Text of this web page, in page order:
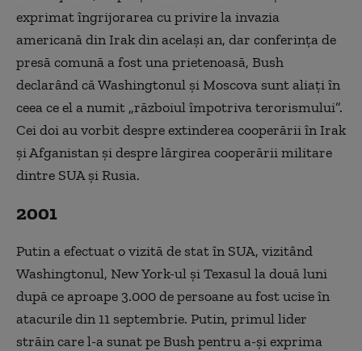
exprimat îngrijorarea cu privire la invazia
americană din Irak din acelaşi an, dar conferinţa de
presă comună a fost una prietenoasă, Bush
declarând că Washingtonul şi Moscova sunt aliaţi în
ceea ce el a numit „războiul împotriva terorismului”.
Cei doi au vorbit despre extinderea cooperării în Irak
şi Afganistan şi despre lărgirea cooperării militare
dintre SUA şi Rusia.
2001
Putin a efectuat o vizită de stat în SUA, vizitând
Washingtonul, New York-ul şi Texasul la două luni
după ce aproape 3.000 de persoane au fost ucise în
atacurile din 11 septembrie. Putin, primul lider
străin care l-a sunat pe Bush pentru a-şi exprima